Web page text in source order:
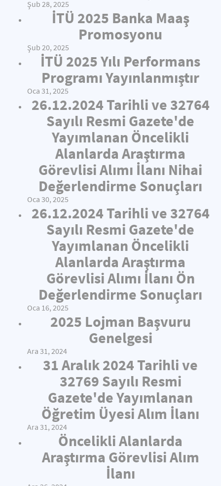
Şub 28, 2025
İTÜ 2025 Banka Maaş
Promosyonu
Şub 20, 2025
İTÜ 2025 Yılı Performans
Programı Yayınlanmıştır
Oca 31, 2025
26.12.2024 Tarihli ve 32764
Sayılı Resmi Gazete'de
Yayımlanan Öncelikli
Alanlarda Araştırma
Görevlisi Alımı İlanı Nihai
Değerlendirme Sonuçları
Oca 30, 2025
26.12.2024 Tarihli ve 32764
Sayılı Resmi Gazete'de
Yayımlanan Öncelikli
Alanlarda Araştırma
Görevlisi Alımı İlanı Ön
Değerlendirme Sonuçları
Oca 16, 2025
2025 Lojman Başvuru
Genelgesi
Ara 31, 2024
31 Aralık 2024 Tarihli ve
32769 Sayılı Resmi
Gazete'de Yayımlanan
Öğretim Üyesi Alım İlanı
Ara 31, 2024
Öncelikli Alanlarda
Araştırma Görevlisi Alım
İlanı